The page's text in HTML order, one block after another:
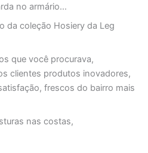
no armário…
da coleção Hosiery da Leg
que você procurava,
clientes produtos inovadores,
frescos do bairro mais
nas costas,